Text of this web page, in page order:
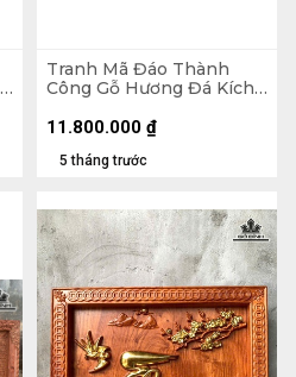
Tranh Mã Đáo Thành
Công Gỗ Hương Đá Kích
5 tháng trước
11.800.000 ₫